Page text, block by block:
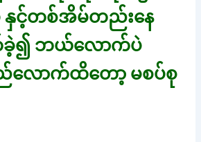
နှင့်တစ်အိမ်တည်းနေ
ခဲ့၍ ဘယ်လောက်ပဲ
ည်လောက်ထိတော့ မစပ်စု